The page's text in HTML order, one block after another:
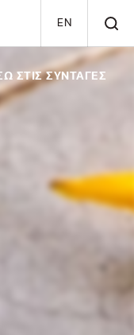
EN
ΣΤΙΣ ΣΥΝΤΑΓΕΣ